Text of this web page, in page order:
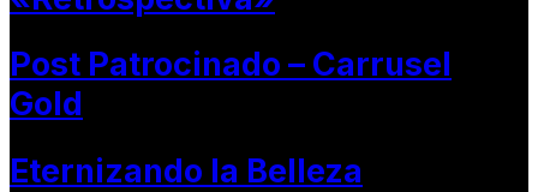
Post Patrocinado – Carrusel
Gold
Eternizando la Belleza